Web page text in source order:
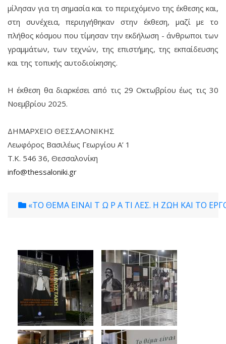
μίλησαν για τη σημασία και το περιεχόμενο της έκθεσης και,
στη συνέχεια, περιηγήθηκαν στην έκθεση, μαζί με το
πλήθος κόσμου που τίμησαν την εκδήλωση - άνθρωποι των
γραμμάτων, των τεχνών, της επιστήμης, της εκπαίδευσης
και της τοπικής αυτοδιοίκησης.
Η έκθεση θα διαρκέσει από τις 29 Οκτωβρίου έως τις 30
Νοεμβρίου 2025.
ΔΗΜΑΡΧΕΙΟ ΘΕΣΣΑΛΟΝΙΚΗΣ
Λεωφόρος Βασιλέως Γεωργίου Α’ 1
Τ.Κ. 546 36, Θεσσαλονίκη
info@thessaloniki.gr
«ΤΟ ΘΕΜΑ ΕἾΝΑΙ Τ Ω Ρ Α ΤΙ ΛΕΣ. Η ΖΩΗ ΚΑΙ ΤΟ